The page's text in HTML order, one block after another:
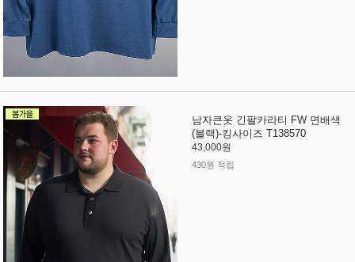
남자큰옷 긴팔카라티 FW 면배색
(블랙)-킹사이즈 T138570
43,000원
430원 적립